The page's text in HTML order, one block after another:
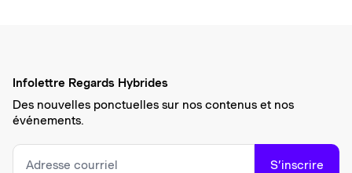
Infolettre Regards Hybrides
Des nouvelles ponctuelles sur nos contenus et nos
événements.
S’inscrire